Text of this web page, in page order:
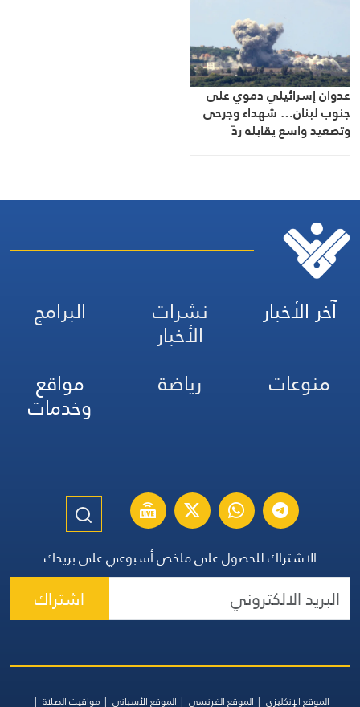
عدوان إسرائيلي دموي على
جنوب لبنان… شهداء وجرحى
وتصعيد واسع يقابله ردّ
آخر الأخبار نشرات
الأخبار
البرامج
منوعات
رياضة مواقع
وخدمات
الاشتراك للحصول على ملخص أسبوعي على بريدك
اشتراك
الموقع الإنكليزي الموقع الفرنسي الموقع الأسباني مواقيت الصلاة